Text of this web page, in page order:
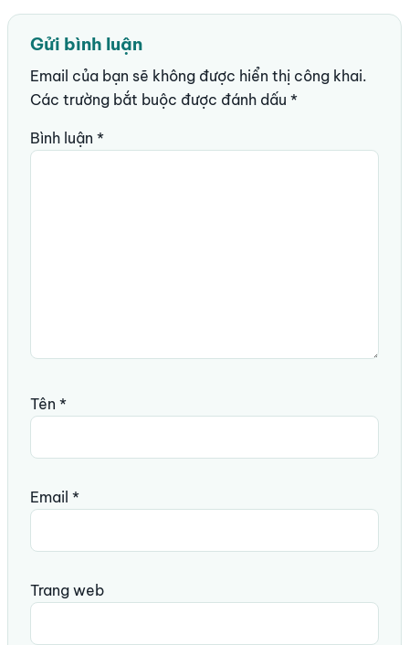
Gửi bình luận
Email của bạn sẽ không được hiển thị công khai.
Các trường bắt buộc được đánh dấu *
Bình luận *
Tên *
Email *
Trang web